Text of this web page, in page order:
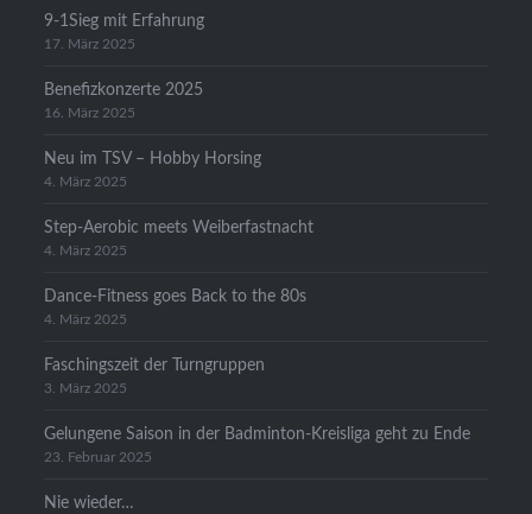
9-1Sieg mit Erfahrung
17. März 2025
Benefizkonzerte 2025
16. März 2025
Neu im TSV – Hobby Horsing
4. März 2025
Step-Aerobic meets Weiberfastnacht
4. März 2025
Dance-Fitness goes Back to the 80s
4. März 2025
Faschingszeit der Turngruppen
3. März 2025
Gelungene Saison in der Badminton-Kreisliga geht zu Ende
23. Februar 2025
Nie wieder…